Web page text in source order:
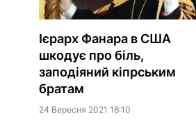
Ієрарх Фанара в США
шкодує про біль,
заподіяний кіпрським
братам
24 Вересня 2021 18:10